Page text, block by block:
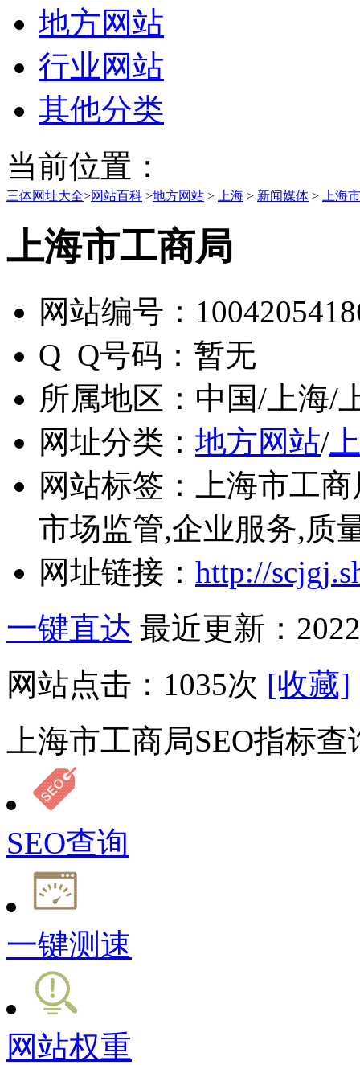
地方网站
行业网站
其他分类
当前位置：
三体网址大全>网站百科 >地方网站 > 上海 > 新闻媒体 > 上海
上海市工商局
网站编号：
Q Q号码： 暂无
所属地区： 中国/上海/
网址分类： 地方网站/
网站标签：
上海市工
市场监管,企业服务,质
网址链接： http://
一键直达 最近更新：
网站点击： 1035次 [收藏]
上海市工商局SEO指标查
SEO查询
一键测速
网站权重